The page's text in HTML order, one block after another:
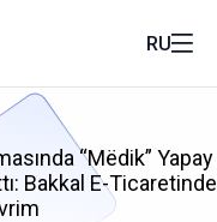
RU
“Mёdik” Yapay
Bakkal E-Ticaretinde